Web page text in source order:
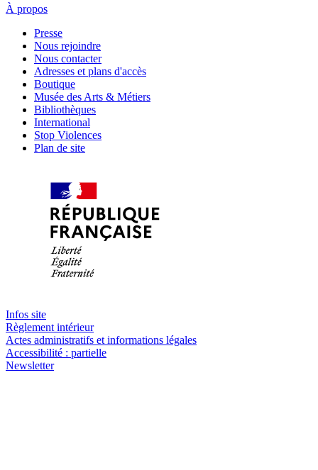
À propos
Presse
Nous rejoindre
Nous contacter
Adresses et plans d'accès
Boutique
Musée des Arts & Métiers
Bibliothèques
International
Stop Violences
Plan de site
Infos site
Règlement intérieur
Actes administratifs et informations légales
Accessibilité : partielle
Newsletter